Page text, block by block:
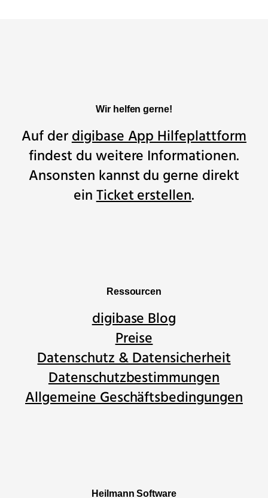
Wir helfen gerne!
Auf derdigibase App Hilfeplattform
findest du weitere Informationen.
Ansonsten kannst du gerne direkt
einTicket erstellen.
Ressourcen
digibase Blog
Preise
Datenschutz & Datensicherheit
Datenschutzbestimmungen
Allgemeine Geschäftsbedingungen
Heilmann Software